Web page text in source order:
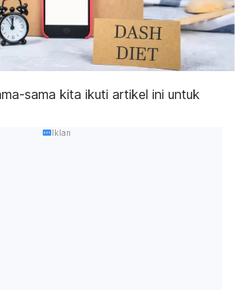
sama kita ikuti artikel ini untuk
Iklan